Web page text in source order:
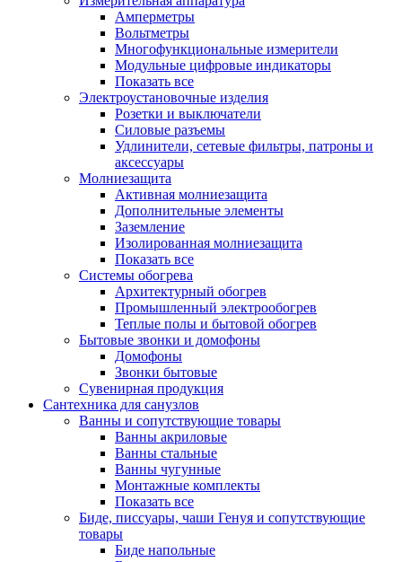
Амперметры
Вольтметры
Многофункциональные измерители
Модульные цифровые индикаторы
Показать все
Электроустановочные изделия
Розетки и выключатели
Силовые разъемы
Удлинители, сетевые фильтры, патроны и
аксессуары
Молниезащита
Активная молниезащита
Дополнительные элементы
Заземление
Изолированная молниезащита
Показать все
Системы обогрева
Архитектурный обогрев
Промышленный электрообогрев
Теплые полы и бытовой обогрев
Бытовые звонки и домофоны
Домофоны
Звонки бытовые
Сувенирная продукция
Сантехника для санузлов
Ванны и сопутствующие товары
Ванны акриловые
Ванны стальные
Ванны чугунные
Монтажные комплекты
Показать все
Биде, писсуары, чаши Генуя и сопутствующие
товары
Биде напольные